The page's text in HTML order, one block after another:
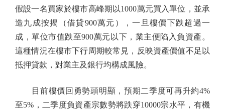
假設一名買家於樓市高峰期以1000萬元買入單位，並承
造九成按揭（借貸900萬元），一旦樓價下跌超過一
成，單位市值跌至900萬元以下，業主便陷入負資產。
這種情況在樓市下行周期較常見，反映資產價值不足以
抵押貸款，對業主及銀行均構成風險。
目前樓價回勇勢頭明顯，預期二季度可再升約4%
至5%，二季度負資產宗數勢將跌穿10000宗水平，有機